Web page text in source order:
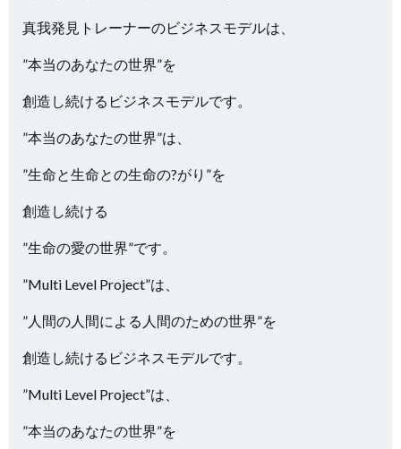
真我発見トレーナーのビジネスモデルは、
”本当のあなたの世界”を
創造し続けるビジネスモデルです。
”本当のあなたの世界”は、
”生命と生命との生命の?がり”を
創造し続ける
”生命の愛の世界”です。
”Multi Level Project”は、
”人間の人間による人間のための世界”を
創造し続けるビジネスモデルです。
”Multi Level Project”は、
”本当のあなたの世界”を